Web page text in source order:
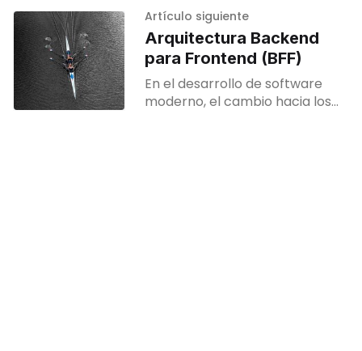
esperar a que Stackoverflow
tuviera la respuesta a una
pregunta de programación.
Artículo siguiente
Arquitectura Backend
para Frontend (BFF)
En el desarrollo de software
moderno, el cambio hacia los